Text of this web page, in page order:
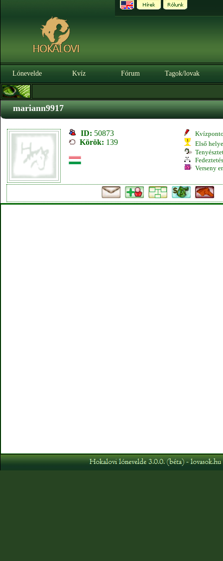
Lónevelde Kvíz Fórum Tagok/lovak
mariann9917
ID: 50873
Körök: 139
Első
Verseny